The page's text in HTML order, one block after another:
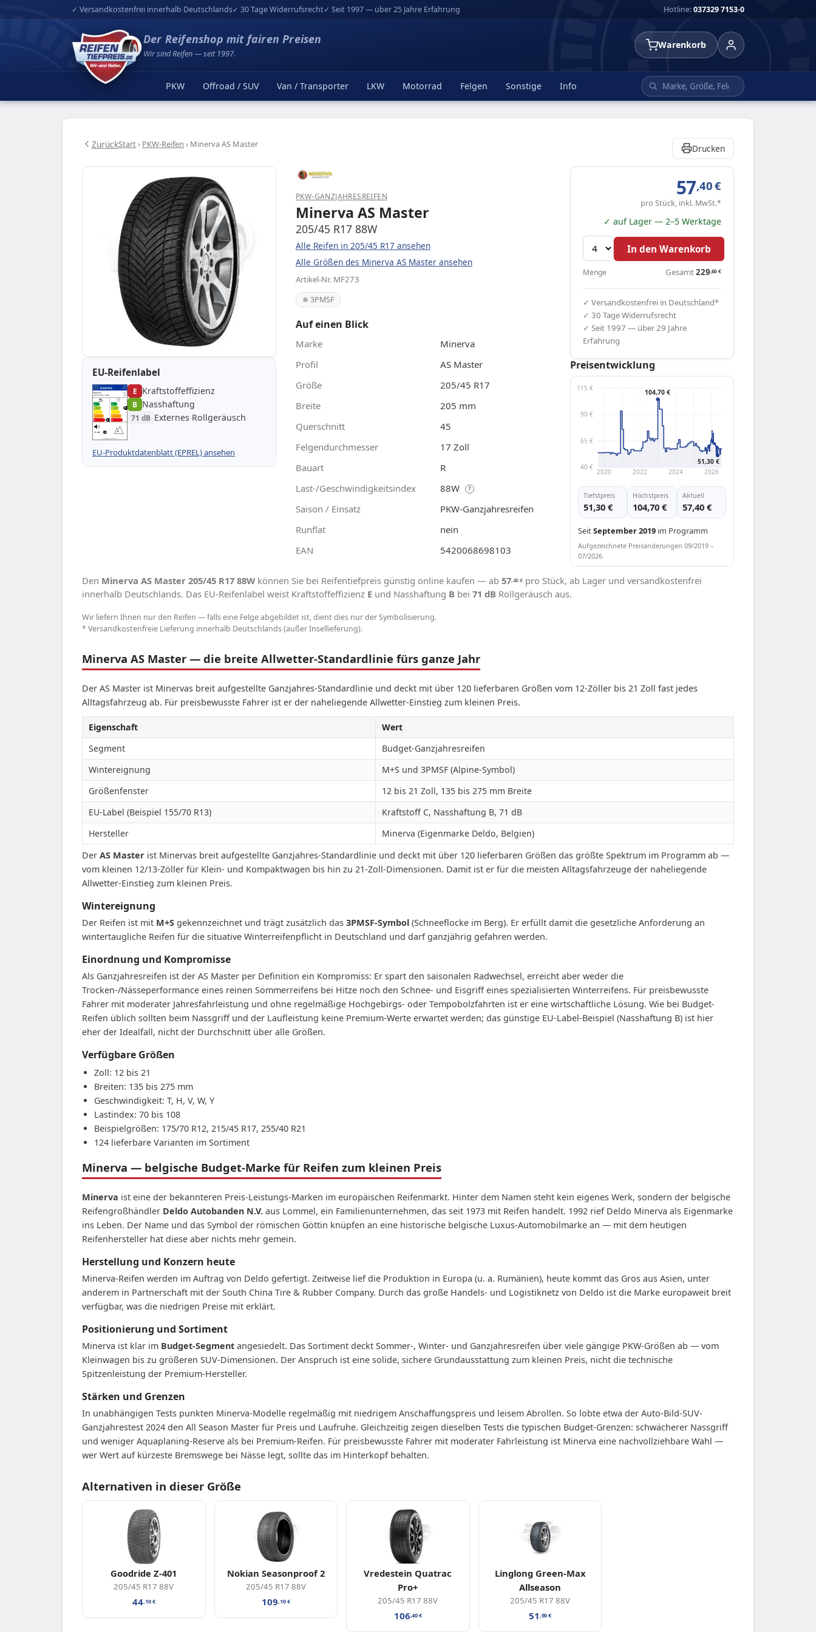
✓ Versandkostenfrei innerhalb Deutschlands✓ 30 Tage Widerrufsrecht✓ Seit 1997 — über 25 Jahre Erfahrung Hotline:037329 7153-0
Der Reifenshop mit fairen Preisen
Wir sind Reifen — seit 1997.
Warenkorb
PKW Offroad / SUV Van / Transporter LKW Motorrad Felgen Sonstige Info
ZurückStart› PKW-Reifen › Minerva AS Master Drucken
EU-Reifenlabel
ENERG EPREL
1000000
Minerva MF273
205/45 R17 88W C1
A
B
C
D
E
E
A
B
B
C
D
E
71 dB B
Verordnung (EU) 2020/740
E Kraftstoffeffizienz
B Nasshaftung
71 dB Externes Rollgeräusch
EU-Produktdatenblatt (EPREL) ansehen
PKW-GANZJAHRESREIFEN
Minerva AS Master
205/45 R17 88W
Alle Reifen in 205/45 R17 ansehen
Alle Größen des Minerva AS Master ansehen
Artikel-Nr. MF273
❄ 3PMSF
Auf einen Blick
Marke
Minerva
Profil
AS Master
Größe
205/45 R17
Breite
205 mm
Querschnitt
45
Felgendurchmesser
17 Zoll
Bauart
R
Last-/Geschwindigkeitsindex
88W ?
Saison / Einsatz
PKW-Ganzjahresreifen
Runflat
nein
EAN
5420068698103
57,40€
pro Stück, inkl. MwSt.*
✓ auf Lager — 2–5 Werktage
In den Warenkorb
Menge Gesamt229,60€
✓ Versandkostenfrei in Deutschland*
✓ 30 Tage Widerrufsrecht
✓ Seit 1997 — über 29 Jahre
Erfahrung
Preisentwicklung
40 €
65 €
90 €
115 €
2020 2022 2024 2026
104,70 €
51,30 €
Tiefstpreis
51,30 €
Höchstpreis
104,70 €
Aktuell
57,40 €
SeitSeptember 2019 im Programm
Aufgezeichnete Preisänderungen 09/2019 –
07/2026.
Den Minerva AS Master 205/45 R17 88W können Sie bei Reifentiefpreis günstig online kaufen — ab 57,40€ pro Stück, ab Lager und versandkostenfrei
innerhalb Deutschlands. Das EU-Reifenlabel weist Kraftstoffeffizienz E und Nasshaftung B bei 71 dB Rollgeräusch aus.
Wir liefern Ihnen nur den Reifen — falls eine Felge abgebildet ist, dient dies nur der Symbolisierung.
* Versandkostenfreie Lieferung innerhalb Deutschlands (außer Insellieferung).
Minerva AS Master — die breite Allwetter-Standardlinie fürs ganze Jahr
Der AS Master ist Minervas breit aufgestellte Ganzjahres-Standardlinie und deckt mit über 120 lieferbaren Größen vom 12-Zöller bis 21 Zoll fast jedes
Alltagsfahrzeug ab. Für preisbewusste Fahrer ist er der naheliegende Allwetter-Einstieg zum kleinen Preis.
Eigenschaft
Wert
Segment
Budget-Ganzjahresreifen
Wintereignung
M+S und 3PMSF (Alpine-Symbol)
Größenfenster
12 bis 21 Zoll, 135 bis 275 mm Breite
EU-Label (Beispiel 155/70 R13)
Kraftstoff C, Nasshaftung B, 71 dB
Hersteller
Minerva (Eigenmarke Deldo, Belgien)
Der AS Master ist Minervas breit aufgestellte Ganzjahres-Standardlinie und deckt mit über 120 lieferbaren Größen das größte Spektrum im Programm ab —
vom kleinen 12/13-Zöller für Klein- und Kompaktwagen bis hin zu 21-Zoll-Dimensionen. Damit ist er für die meisten Alltagsfahrzeuge der naheliegende
Allwetter-Einstieg zum kleinen Preis.
Wintereignung
Der Reifen ist mit M+S gekennzeichnet und trägt zusätzlich das 3PMSF-Symbol (Schneeflocke im Berg). Er erfüllt damit die gesetzliche Anforderung an
wintertaugliche Reifen für die situative Winterreifenpflicht in Deutschland und darf ganzjährig gefahren werden.
Einordnung und Kompromisse
Als Ganzjahresreifen ist der AS Master per Definition ein Kompromiss: Er spart den saisonalen Radwechsel, erreicht aber weder die
Trocken-/Nässeperformance eines reinen Sommerreifens bei Hitze noch den Schnee- und Eisgriff eines spezialisierten Winterreifens. Für preisbewusste
Fahrer mit moderater Jahresfahrleistung und ohne regelmäßige Hochgebirgs- oder Tempobolzfahrten ist er eine wirtschaftliche Lösung. Wie bei Budget-
Reifen üblich sollten beim Nassgriff und der Laufleistung keine Premium-Werte erwartet werden; das günstige EU-Label-Beispiel (Nasshaftung B) ist hier
eher der Idealfall, nicht der Durchschnitt über alle Größen.
Verfügbare Größen
Zoll: 12 bis 21
Breiten: 135 bis 275 mm
Geschwindigkeit: T, H, V, W, Y
Lastindex: 70 bis 108
Beispielgrößen: 175/70 R12, 215/45 R17, 255/40 R21
124 lieferbare Varianten im Sortiment
Minerva — belgische Budget-Marke für Reifen zum kleinen Preis
Minerva ist eine der bekannteren Preis-Leistungs-Marken im europäischen Reifenmarkt. Hinter dem Namen steht kein eigenes Werk, sondern der belgische
Reifengroßhändler Deldo Autobanden N.V. aus Lommel, ein Familienunternehmen, das seit 1973 mit Reifen handelt. 1992 rief Deldo Minerva als Eigenmarke
ins Leben. Der Name und das Symbol der römischen Göttin knüpfen an eine historische belgische Luxus-Automobilmarke an — mit dem heutigen
Reifenhersteller hat diese aber nichts mehr gemein.
Herstellung und Konzern heute
Minerva-Reifen werden im Auftrag von Deldo gefertigt. Zeitweise lief die Produktion in Europa (u. a. Rumänien), heute kommt das Gros aus Asien, unter
anderem in Partnerschaft mit der South China Tire & Rubber Company. Durch das große Handels- und Logistiknetz von Deldo ist die Marke europaweit breit
verfügbar, was die niedrigen Preise mit erklärt.
Positionierung und Sortiment
Minerva ist klar im Budget-Segment angesiedelt. Das Sortiment deckt Sommer-, Winter- und Ganzjahresreifen über viele gängige PKW-Größen ab — vom
Kleinwagen bis zu größeren SUV-Dimensionen. Der Anspruch ist eine solide, sichere Grundausstattung zum kleinen Preis, nicht die technische
Spitzenleistung der Premium-Hersteller.
Stärken und Grenzen
In unabhängigen Tests punkten Minerva-Modelle regelmäßig mit niedrigem Anschaffungspreis und leisem Abrollen. So lobte etwa der Auto-Bild-SUV-
Ganzjahrestest 2024 den All Season Master für Preis und Laufruhe. Gleichzeitig zeigen dieselben Tests die typischen Budget-Grenzen: schwächerer Nassgriff
und weniger Aquaplaning-Reserve als bei Premium-Reifen. Für preisbewusste Fahrer mit moderater Fahrleistung ist Minerva eine nachvollziehbare Wahl —
wer Wert auf kürzeste Bremswege bei Nässe legt, sollte das im Hinterkopf behalten.
Alternativen in dieser Größe
Goodride Z-401
205/45 R17 88V
44,10€
Nokian Seasonproof 2
205/45 R17 88V
109,10€
Vredestein Quatrac
Pro+
205/45 R17 88V
106,40€
Linglong Green-Max
Allseason
205/45 R17 88V
51 ,90€